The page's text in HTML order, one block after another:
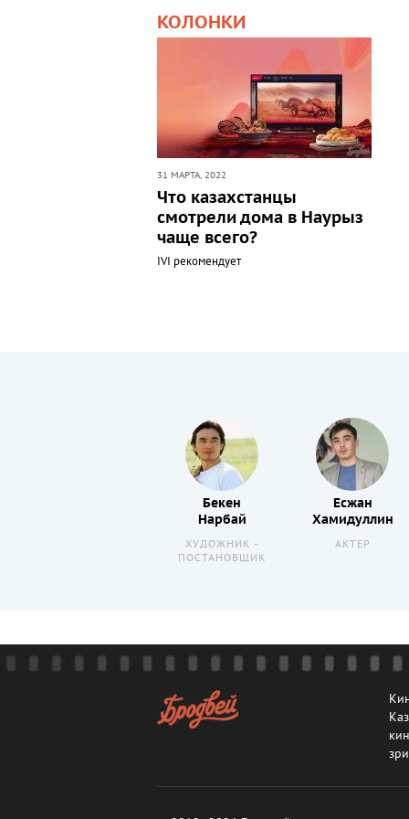
КОЛОНКИ
31 МАРТА, 2022
Что казахстанцы
смотрели дома в Наурыз
чаще всего?
IVI рекомендует
Бекен
Нарбай
ХУДОЖНИК -
ПОСТАНОВЩИК
Есжан
Хамидуллин
АКТЕР